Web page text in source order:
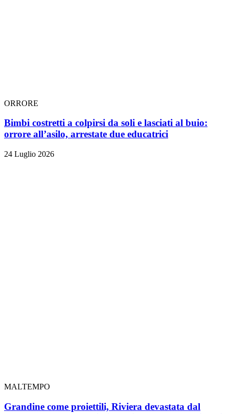
ORRORE
Bimbi costretti a colpirsi da soli e lasciati al buio:
orrore all’asilo, arrestate due educatrici
24 Luglio 2026
MALTEMPO
Grandine come proiettili, Riviera devastata dal